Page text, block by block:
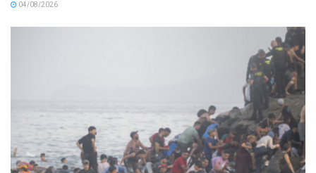
04/08/2026